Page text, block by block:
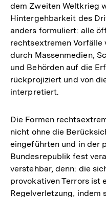
dem Zweiten Weltkrieg
Hintergehbarkeit des
anders formuliert: alle
rechtsextremen
durch Massenmedien,
und Behörden auf die
rückprojiziert und von
interpretiert.
Die Formen
nicht ohne die
eingeführten und in der
Bundesrepublik fest
verstehbar, denn: die
provokativen Terrors ist
Regelverletzung, indem